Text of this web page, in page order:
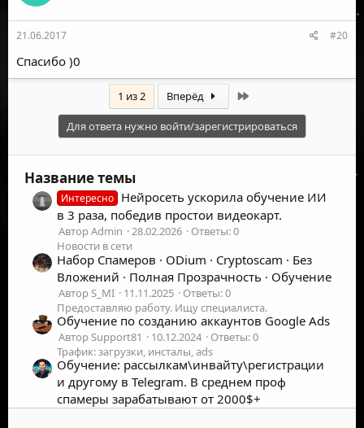
21.06.2017 #20
Спасибо )0
1 из 2 Вперёд
Для ответа нужно войти/зарегистрироваться
Название темы
Интересно Нейросеть ускорила обучение ИИ
в 3 раза, победив простои видеокарт.
Автор Admin 28.02.2026
Ответы: 0
Новости в сети
Набор Спамеров · ODium · Cryptoscam · Без
Вложений · Полная Прозрачность · Обучение
Автор S_MI 11.11.2025
Ответы: 0
Предоставляю работу. Ищу специалиста.
Обучение по созданию аккаунтов Google Ads
Автор Support81 10.12.2024
Ответы: 0
Трафик: загрузки, инсталы, ads
Обучение: рассылкам\инвайту\регистрации
и другому в Telegram. В среднем проф
спамеры зарабатывают от 2000$+